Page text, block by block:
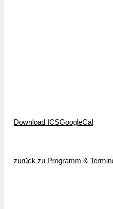
Download ICSGoogleCal
zurück zu Programm &